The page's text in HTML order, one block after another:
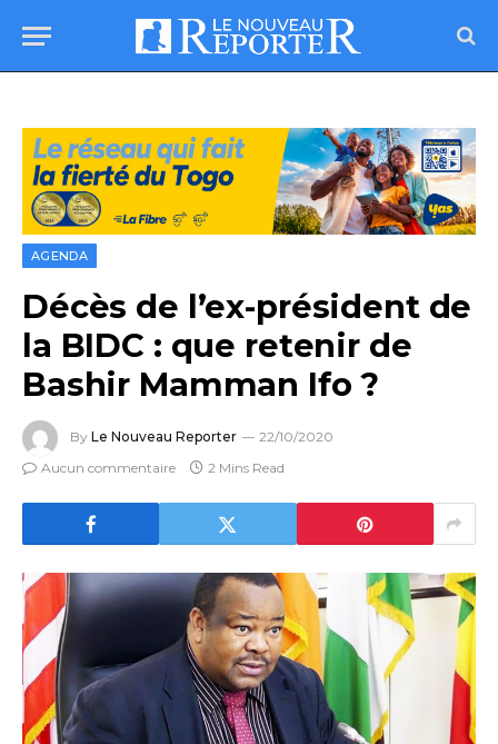
AGENDA
Décès de l’ex-président de
la BIDC : que retenir de
Bashir Mamman Ifo ?
By Le Nouveau Reporter
22/10/2020
Aucun commentaire
2 Mins Read